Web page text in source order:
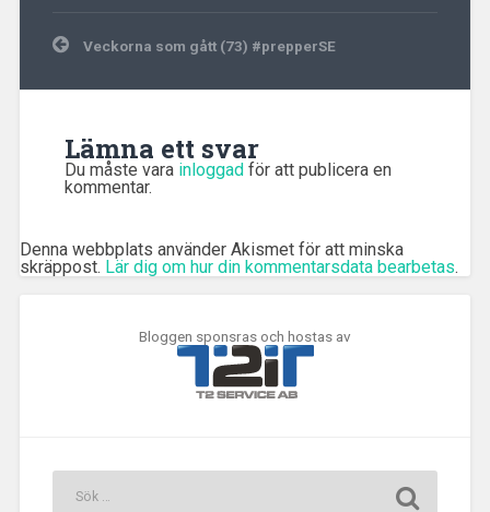
Inläggsnavigering
Veckorna som gått (73) #prepperSE
Lämna ett svar
Du måste vara inloggad för att publicera en
kommentar.
Denna webbplats använder Akismet för att minska
skräppost. Lär dig om hur din kommentarsdata bearbetas.
Bloggen sponsras och hostas av